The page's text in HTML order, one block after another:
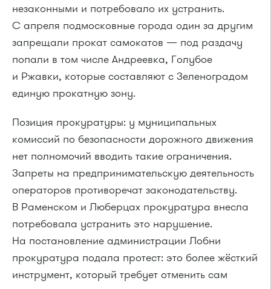
незаконными и потребовало их устранить.
С апреля подмосковные города один за другим
запрещали прокат самокатов — под раздачу
попали в том числе Андреевка, Голубое
и Ржавки, которые составляют с Зеленоградом
единую прокатную зону.
Позиция прокуратуры: у муниципальных
комиссий по безопасности дорожного движения
нет полномочий вводить такие ограничения.
Запреты на предпринимательскую деятельность
операторов противоречат законодательству.
В Раменском и Люберцах прокуратура внесла
потребовала устранить это нарушение.
На постановление администрации Лобни
прокуратура подала протест: это более жёсткий
инструмент, который требует отменить сам